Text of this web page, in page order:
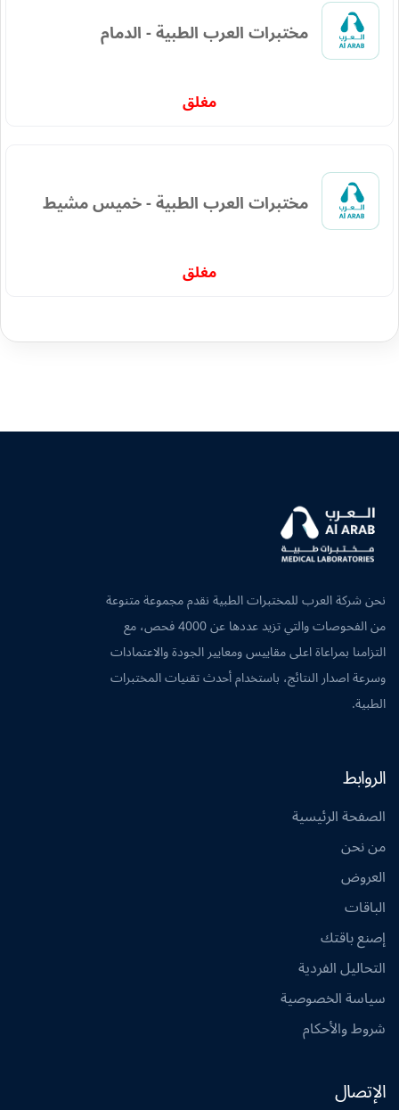
مختبرات العرب الطبية - الدمام
مغلق
مختبرات العرب الطبية - خميس مشيط
مغلق
نحن شركة العرب للمختبرات الطبية نقدم مجموعة متنوعة
من الفحوصات والتي تزيد عددها عن 4000 فحص، مع
التزامنا بمراعاة اعلى مقاييس ومعايير الجودة والاعتمادات
وسرعة اصدار النتائج، باستخدام أحدث تقنيات المختبرات
الطبية.
الروابط
الصفحة الرئيسية
من نحن
العروض
الباقات
إصنع باقتك
التحاليل الفردية
سياسة الخصوصية
شروط والأحكام
الإتصال